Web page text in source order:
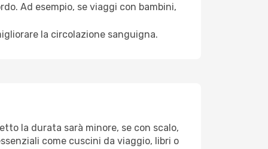
Ad esempio, se viaggi con bambini,
la circolazione sanguigna.
la durata sarà minore, se con scalo,
come cuscini da viaggio, libri o